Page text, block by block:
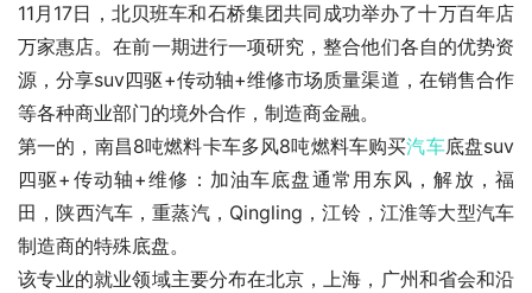
11月17日，北贝班车和石桥集团共同成功举办了十万百年店
万家惠店。在前一期进行一项研究，整合他们各自的优势资
源，分享suv四驱+传动轴+维修市场质量渠道，在销售合作
等各种商业部门的境外合作，制造商金融。
第一的，南昌8吨燃料卡车多风8吨燃料车购买汽车底盘suv
四驱+传动轴+维修：加油车底盘通常用东风，解放，福
田，陕西汽车，重蒸汽，Qingling，江铃，江淮等大型汽车
制造商的特殊底盘。
该专业的就业领域主要分布在北京，上海，广州和省会和沿